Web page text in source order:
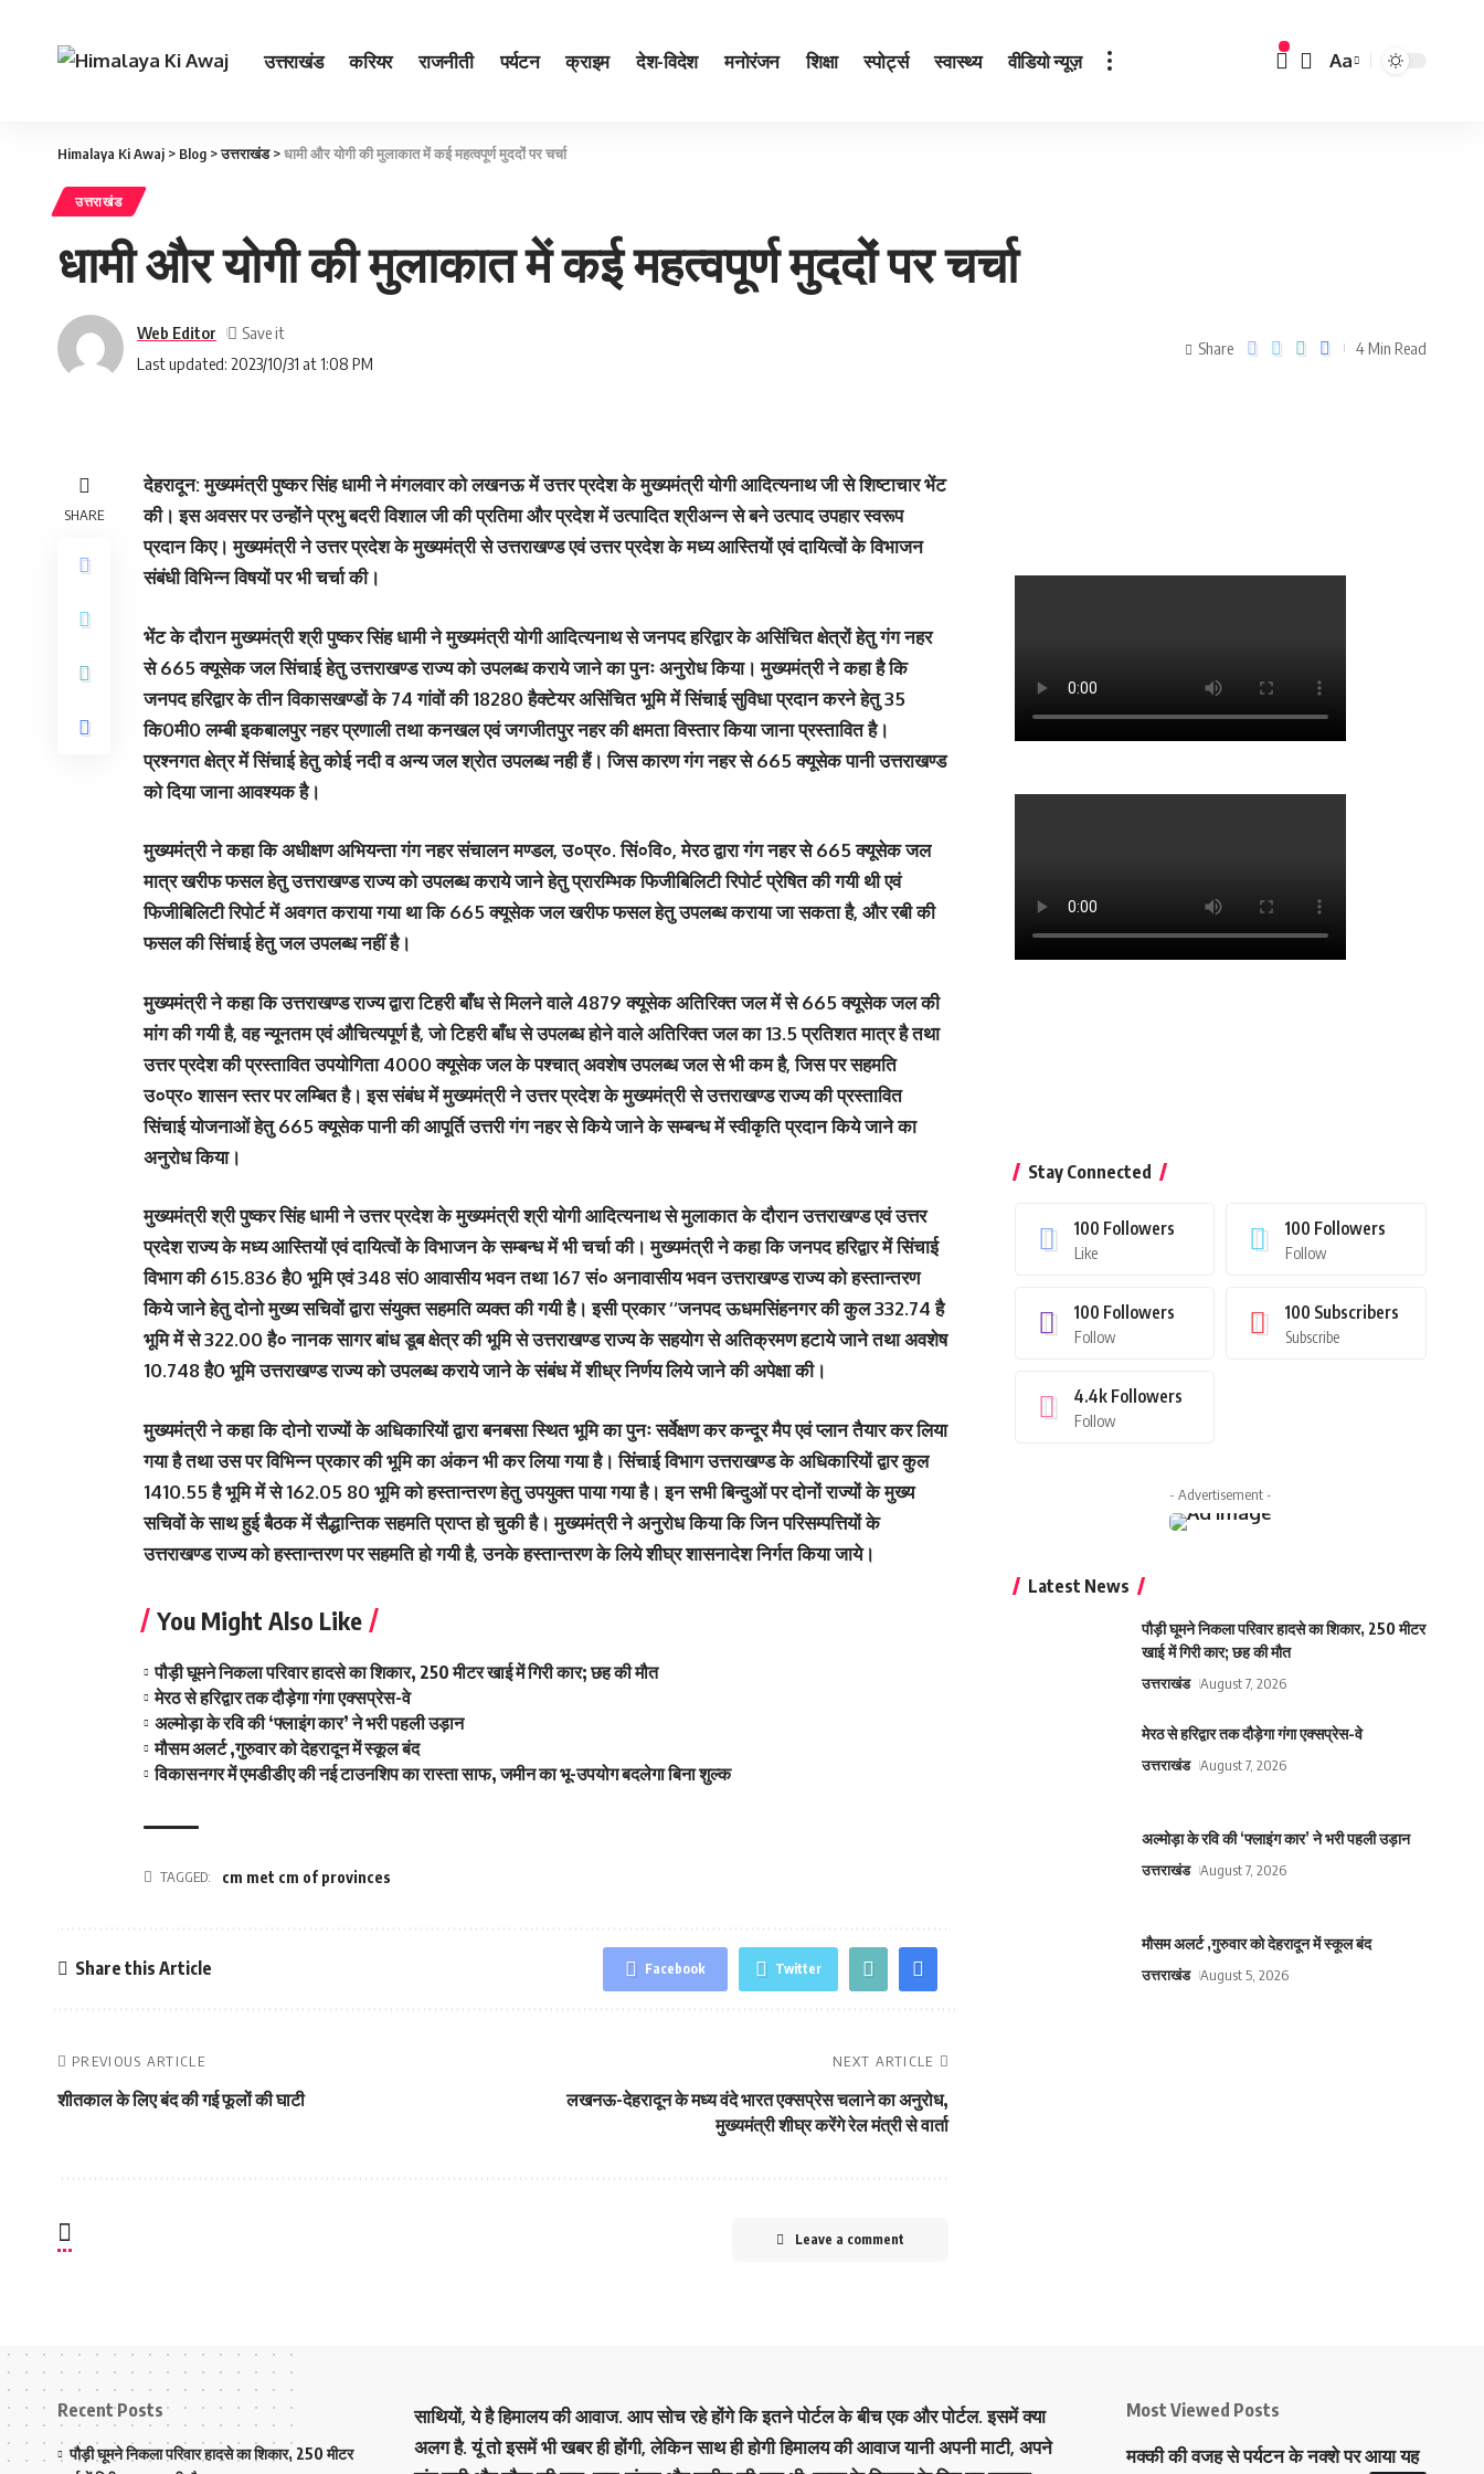
उत्तराखंड करियर राजनीती पर्यटन क्राइम देश-विदेश मनोरंजन शिक्षा स्पोर्ट्स स्वास्थ्य वीडियो न्यूज़ Aa
Himalaya Ki Awaj > Blog >उत्तराखंड>धामी और योगी की मुलाकात में कई महत्‍वपूर्ण मुददोंं पर चर्चा
उत्तराखंड
धामी और योगी की मुलाकात में कई महत्‍वपूर्ण मुददोंं पर चर्चा
Last updated: 2023/10/31 at 1:08 PM
Web Editor
Share 4 Min Read
SHARE
देहरादून: मुख्यमंत्री पुष्कर सिंह धामी ने मंगलवार को लखनऊ में उत्तर प्रदेश के मुख्यमंत्री योगी आदित्यनाथ जी से शिष्टाचार भेंट
की। इस अवसर पर उन्होंने प्रभु बदरी विशाल जी की प्रतिमा और प्रदेश में उत्पादित श्रीअन्न से बने उत्पाद उपहार स्वरूप
प्रदान किए। मुख्यमंत्री ने उत्तर प्रदेश के मुख्यमंत्री से उत्तराखण्ड एवं उत्तर प्रदेश के मध्य आस्तियों एवं दायित्वों के विभाजन
संबंधी विभिन्न विषयों पर भी चर्चा की।
भेंट के दौरान मुख्यमंत्री श्री पुष्कर सिंह धामी ने मुख्यमंत्री योगी आदित्यनाथ से जनपद हरिद्वार के असिंचित क्षेत्रों हेतु गंग नहर
से 665 क्यूसेक जल सिंचाई हेतु उत्तराखण्ड राज्य को उपलब्ध कराये जाने का पुनः अनुरोध किया। मुख्यमंत्री ने कहा है कि
जनपद हरिद्वार के तीन विकासखण्डों के 74 गांवों की 18280 हैक्टेयर असिंचित भूमि में सिंचाई सुविधा प्रदान करने हेतु 35
कि0मी0 लम्बी इकबालपुर नहर प्रणाली तथा कनखल एवं जगजीतपुर नहर की क्षमता विस्तार किया जाना प्रस्तावित है।
प्रश्नगत क्षेत्र में सिंचाई हेतु कोई नदी व अन्य जल श्रोत उपलब्ध नही हैं। जिस कारण गंग नहर से 665 क्यूसेक पानी उत्तराखण्ड
को दिया जाना आवश्यक है।
मुख्यमंत्री ने कहा कि अधीक्षण अभियन्ता गंग नहर संचालन मण्डल, उ०प्र०. सिं०वि०, मेरठ द्वारा गंग नहर से 665 क्यूसेक जल
मात्र खरीफ फसल हेतु उत्तराखण्ड राज्य को उपलब्ध कराये जाने हेतु प्रारम्भिक फिजीबिलिटी रिपोर्ट प्रेषित की गयी थी एवं
फिजीबिलिटी रिपोर्ट में अवगत कराया गया था कि 665 क्यूसेक जल खरीफ फसल हेतु उपलब्ध कराया जा सकता है, और रबी की
फसल की सिंचाई हेतु जल उपलब्ध नहीं है।
मुख्यमंत्री ने कहा कि उत्तराखण्ड राज्य द्वारा टिहरी बाँध से मिलने वाले 4879 क्यूसेक अतिरिक्त जल में से 665 क्यूसेक जल की
मांग की गयी है, वह न्यूनतम एवं औचित्यपूर्ण है, जो टिहरी बाँध से उपलब्ध होने वाले अतिरिक्त जल का 13.5 प्रतिशत मात्र है तथा
उत्तर प्रदेश की प्रस्तावित उपयोगिता 4000 क्यूसेक जल के पश्चात् अवशेष उपलब्ध जल से भी कम है, जिस पर सहमति
उ०प्र० शासन स्तर पर लम्बित है। इस संबंध में मुख्यमंत्री ने उत्तर प्रदेश के मुख्यमंत्री से उत्तराखण्ड राज्य की प्रस्तावित
सिंचाई योजनाओं हेतु 665 क्यूसेक पानी की आपूर्ति उत्तरी गंग नहर से किये जाने के सम्बन्ध में स्वीकृति प्रदान किये जाने का
अनुरोध किया।
मुख्यमंत्री श्री पुष्कर सिंह धामी ने उत्तर प्रदेश के मुख्यमंत्री श्री योगी आदित्यनाथ से मुलाकात के दौरान उत्तराखण्ड एवं उत्तर
प्रदेश राज्य के मध्य आस्तियों एवं दायित्वों के विभाजन के सम्बन्ध में भी चर्चा की। मुख्यमंत्री ने कहा कि जनपद हरिद्वार में सिंचाई
विभाग की 615.836 है0 भूमि एवं 348 सं0 आवासीय भवन तथा 167 सं० अनावासीय भवन उत्तराखण्ड राज्य को हस्तान्तरण
किये जाने हेतु दोनो मुख्य सचिवों द्वारा संयुक्त सहमति व्यक्त की गयी है। इसी प्रकार ‘‘जनपद ऊधमसिंहनगर की कुल 332.74 है
भूमि में से 322.00 है० नानक सागर बांध डूब क्षेत्र की भूमि से उत्तराखण्ड राज्य के सहयोग से अतिक्रमण हटाये जाने तथा अवशेष
10.748 है0 भूमि उत्तराखण्ड राज्य को उपलब्ध कराये जाने के संबंध में शीध्र निर्णय लिये जाने की अपेक्षा की।
मुख्यमंत्री ने कहा कि दोनो राज्यों के अधिकारियों द्वारा बनबसा स्थित भूमि का पुनः सर्वेक्षण कर कन्दूर मैप एवं प्लान तैयार कर लिया
गया है तथा उस पर विभिन्न प्रकार की भूमि का अंकन भी कर लिया गया है। सिंचाई विभाग उत्तराखण्ड के अधिकारियों द्वार कुल
1410.55 है भूमि में से 162.05 80 भूमि को हस्तान्तरण हेतु उपयुक्त पाया गया है। इन सभी बिन्दुओं पर दोनों राज्यों के मुख्य
सचिवों के साथ हुई बैठक में सैद्धान्तिक सहमति प्राप्त हो चुकी है। मुख्यमंत्री ने अनुरोध किया कि जिन परिसम्पत्तियों के
उत्तराखण्ड राज्य को हस्तान्तरण पर सहमति हो गयी है, उनके हस्तान्तरण के लिये शीघ्र शासनादेश निर्गत किया जाये।
You Might Also Like
पौड़ी घूमने निकला परिवार हादसे का शिकार, 250 मीटर खाई में गिरी कार; छह की मौत
मेरठ से हरिद्वार तक दौड़ेगा गंगा एक्सप्रेस-वे
अल्मोड़ा के रवि की ‘फ्लाइंग कार’ ने भरी पहली उड़ान
मौसम अलर्ट ,गुरुवार को देहरादून में स्कूल बंद
विकासनगर में एमडीडीए की नई टाउनशिप का रास्ता साफ, जमीन का भू-उपयोग बदलेगा बिना शुल्क
TAGGED: cm met cm of provinces
Share this Article Facebook Twitter
PREVIOUS ARTICLE
शीतकाल के लिए बंद की गई फूलों की घाटी
NEXT ARTICLE
लखनऊ-देहरादून के मध्य वंदे भारत एक्सप्रेस चलाने का अनुरोध,
मुख्यमंत्री शीघ्र करेंगे रेल मंत्री से वार्ता
Leave a comment
Stay Connected
100 Followers
Like
100 Followers
Follow
100 Followers
Follow
100 Subscribers
Subscribe
4.4k Followers
Follow
- Advertisement -
Latest News
पौड़ी घूमने निकला परिवार हादसे का शिकार, 250 मीटर
खाई में गिरी कार; छह की मौत
उत्तराखंड August 7, 2026
मेरठ से हरिद्वार तक दौड़ेगा गंगा एक्सप्रेस-वे
उत्तराखंड August 7, 2026
अल्मोड़ा के रवि की ‘फ्लाइंग कार’ ने भरी पहली उड़ान
उत्तराखंड August 7, 2026
मौसम अलर्ट ,गुरुवार को देहरादून में स्कूल बंद
उत्तराखंड August 5, 2026
Recent Posts
पौड़ी घूमने निकला परिवार हादसे का शिकार, 250 मीटर
साथियों, ये है हिमालय की आवाज. आप सोच रहे होंगे कि इतने पोर्टल के बीच एक और पोर्टल. इसमें क्या
अलग है. यूं तो इसमें भी खबर ही होंगी, लेकिन साथ ही होगी हिमालय की आवाज यानी अपनी माटी, अपने
Most Viewed Posts
मक्‍की की वजह से पर्यटन के नक्‍शे पर आया यह